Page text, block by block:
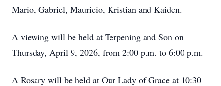
Mario, Gabriel, Mauricio, Kristian and Kaiden.
A viewing will be held at Terpening and Son on
Thursday, April 9, 2026, from 2:00 p.m. to 6:00 p.m.
A Rosary will be held at Our Lady of Grace at 10:30